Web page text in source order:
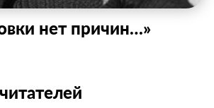
нет причин…»